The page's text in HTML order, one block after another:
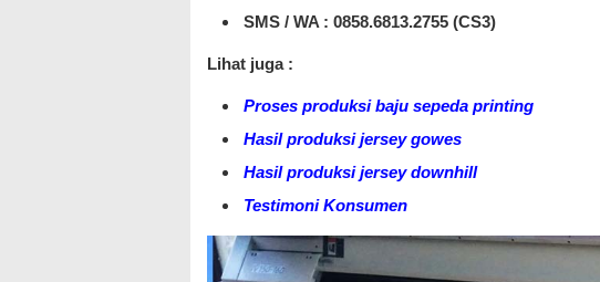
SMS / WA : 0858.6813.2755 (CS3)
Lihat juga :
Proses produksi baju sepeda printing
Hasil produksi jersey gowes
Hasil produksi jersey downhill
Testimoni Konsumen